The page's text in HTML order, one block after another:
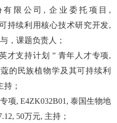
限公司, 企业委托项目,
持续利用核心技术研究开发,
，课题负责人；
才支持计划 ” 青年人才专项,
的民族植物学及其可持续利
持；
项, E4ZK032B01, 泰国生物地
50万元, 主持；